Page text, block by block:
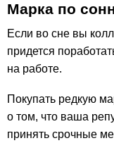
Марка по
Если во сне вы
придется
на работе.
Покупать редкую
о том, что ваша
принять срочные